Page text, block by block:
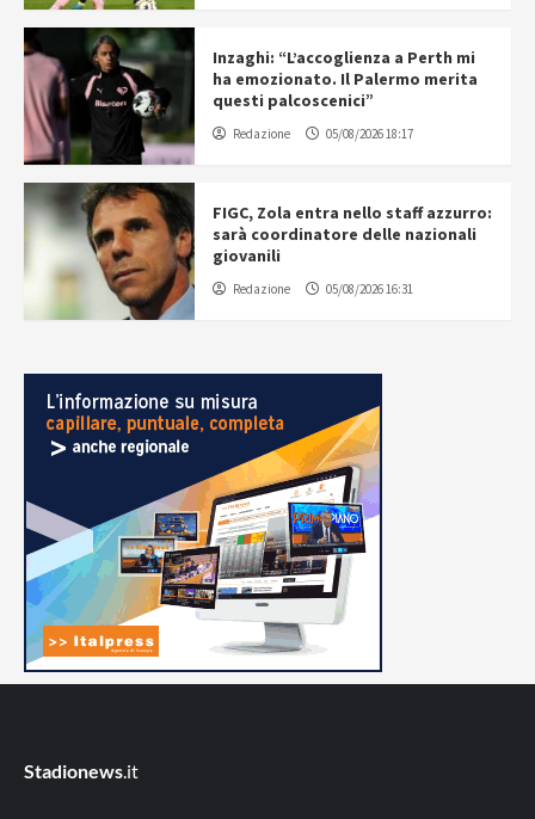
Inzaghi: “L’accoglienza a Perth mi
ha emozionato. Il Palermo merita
questi palcoscenici”
Redazione 05/08/2026 18:17
FIGC, Zola entra nello staff azzurro:
sarà coordinatore delle nazionali
giovanili
Redazione 05/08/2026 16:31
Stadionews.it